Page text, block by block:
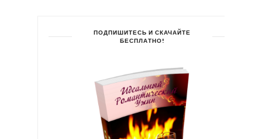
ПОДПИШИТЕСЬ И СКАЧАЙТЕ
БЕСПЛАТНО!